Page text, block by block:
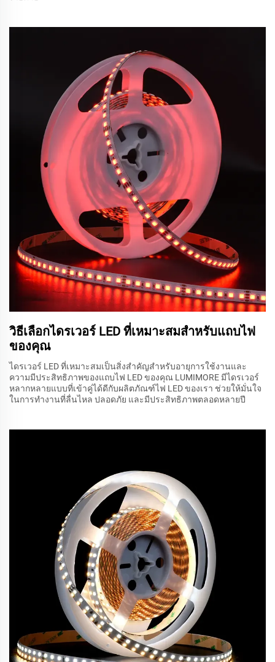
วิธีเลือกไดรเวอร์ LED ที่เหมาะสมสำหรับแถบไฟ
ของคุณ
ไดรเวอร์ LED ที่เหมาะสมเป็นสิ่งสำคัญสำหรับอายุการใช้งานและ
ความมีประสิทธิภาพของแถบไฟ LED ของคุณ LUMIMORE มีไดรเวอร์
หลากหลายแบบที่เข้าคู่ได้ดีกับผลิตภัณฑ์ไฟ LED ของเรา ช่วยให้มั่นใจ
ในการทำงานที่ลื่นไหล ปลอดภัย และมีประสิทธิภาพตลอดหลายปี